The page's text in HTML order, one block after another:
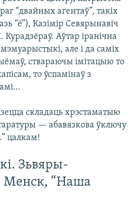
“двайных агентаў”, такіх
“ё”), Казімір Севярынавіч
Аўтар іранічна
мэмуарыстыкі, але і да саміх
ствараючы імітацыю то
то ўспамінаў з
складаць хрэстаматыю
— абавязкова ўключу
цалкам!
Зьвяры-
Менск, “Наша